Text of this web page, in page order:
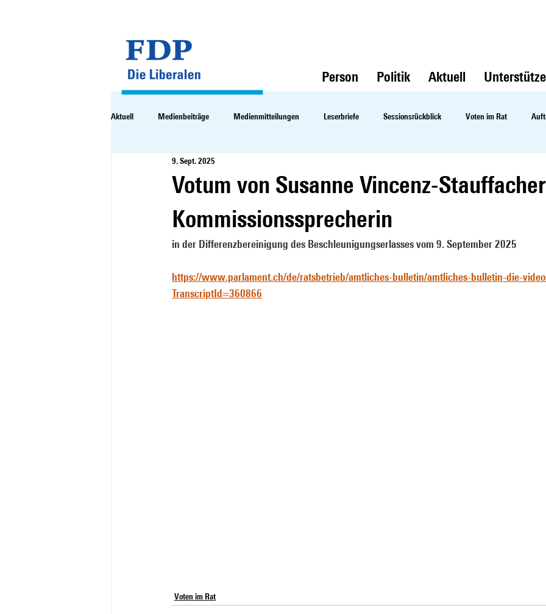
Person Politik Aktuell
Aktuell Medienbeiträge Medienmitteilungen Leserbriefe Sessionsrückblick Voten im Rat
Votum von Susanne Vincenz-
Kommissionssprecherin
9. Sept. 2025
in der Differenzbereinigung des Beschleunigungserlasses vom 9. September 2025
https://www.parlament.ch/de/ratsbetrieb/amtliches-bulletin/amtliches-bulletin-die-
TranscriptId=360866
Voten im Rat